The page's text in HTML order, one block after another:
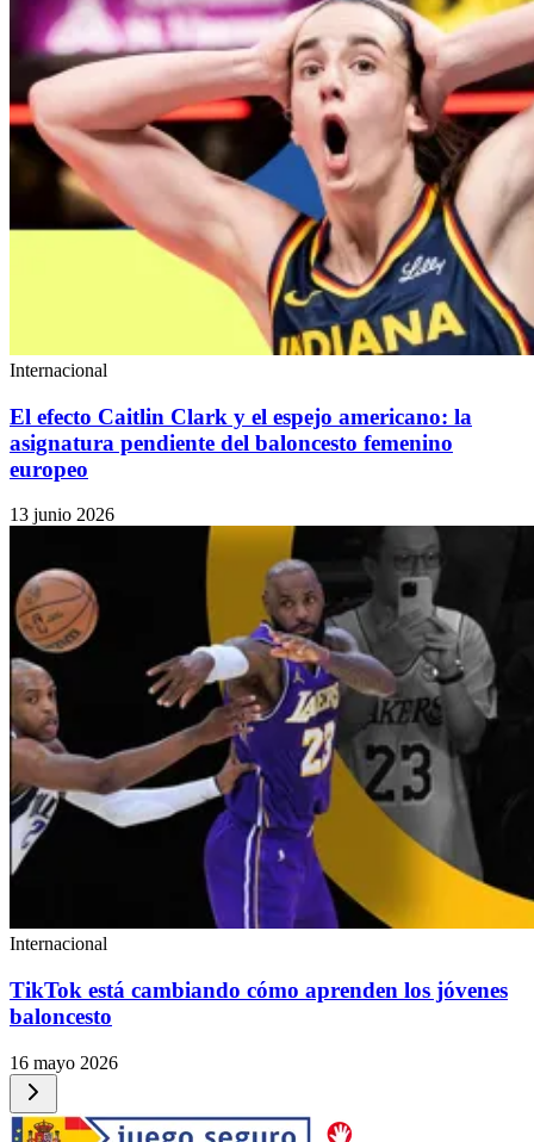
Internacional
El efecto Caitlin Clark y el espejo americano: la
asignatura pendiente del baloncesto femenino
europeo
13 junio 2026
Internacional
TikTok está cambiando cómo aprenden los jóvenes
baloncesto
16 mayo 2026